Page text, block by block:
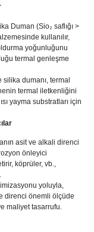
Duman (Sio₂ saflığı >
kullanılır,
yoğunluğunu
termal genleşme
silika dumanı, termal
termal iletkenliğini
yayma substratları için
asit ve alkali direnci
önleyici
köprüler, vb.,
yoluyla,
direnci önemli ölçüde
maliyet tasarrufu.